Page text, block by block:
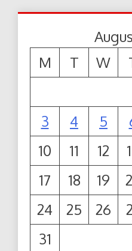
M
T W
3
4 5
10
11 12
17
18 19
24
25 26
31